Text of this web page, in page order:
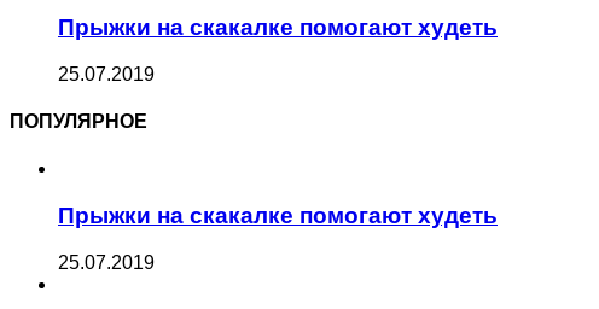
Прыжки на скакалке помогают худеть
25.07.2019
ПОПУЛЯРНОЕ
Прыжки на скакалке помогают худеть
25.07.2019